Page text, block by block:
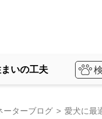
いの工夫
ーターブログ 愛犬に最